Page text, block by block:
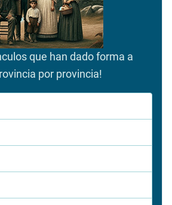
que han dado forma a
por provincia!